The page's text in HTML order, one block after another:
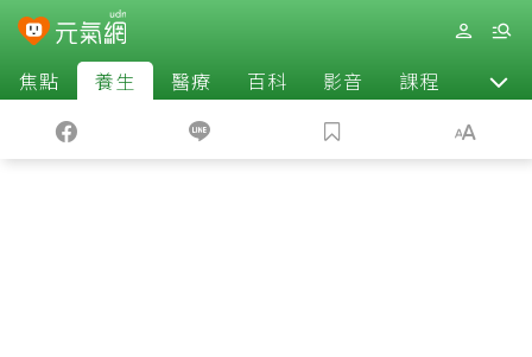
焦點 養生 醫療 百科 影音 課程 退休